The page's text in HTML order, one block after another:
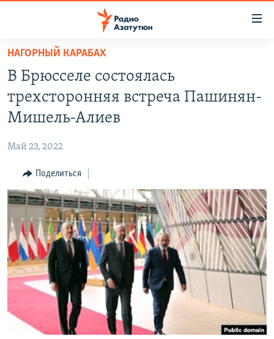
Перейти
основному
содержанию
Перейти
основной
Перейти
поиску
НОВОСТИ
ПОЛИТИКА
ЭКОНОМИКА
РЕГИОН
НАГОРНЫЙ КАРАБАХ
КУЛЬТУРА
СПОРТ
АРХИВ
Հայերեն
English
НАГОРНЫЙ КАРАБАХ
В Брюсселе состоялась
трехсторонняя встреча Пашинян-
Мишель-Алиев
Май 23, 2022
Поделиться